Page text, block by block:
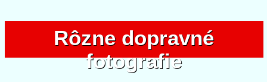
Rôzne dopravné
fotografie
Rôzne dopravné
fotografie